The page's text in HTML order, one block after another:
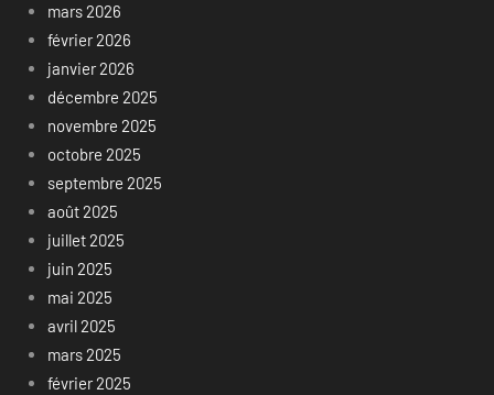
mars 2026
février 2026
janvier 2026
décembre 2025
novembre 2025
octobre 2025
septembre 2025
août 2025
juillet 2025
juin 2025
mai 2025
avril 2025
mars 2025
février 2025